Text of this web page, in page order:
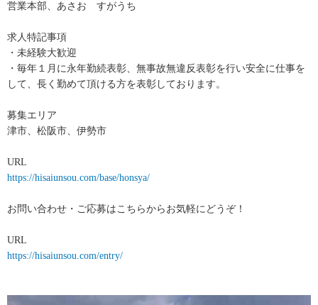
営業本部、あさお すがうち
求人特記事項
・未経験大歓迎
・毎年１月に永年勤続表彰、無事故無違反表彰を行い安全に仕事を
して、長く勤めて頂ける方を表彰しております。
募集エリア
津市、松阪市、伊勢市
URL
https://hisaiunsou.com/base/honsya/
お問い合わせ・ご応募はこちらからお気軽にどうぞ！
URL
https://hisaiunsou.com/entry/